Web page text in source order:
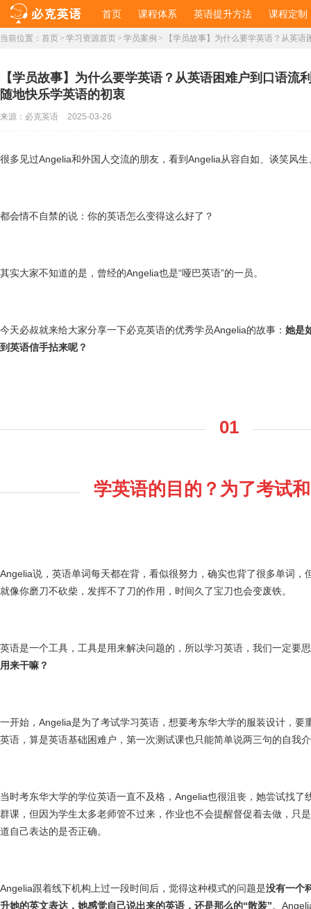
首页 课程体系 英语提升方法 课程定制
当前位置： 首页 > 学习资源首页 > 学员案例 > 【学员故事】为什么要学英语？从英
【学员故事】为什么要学英语？从英语困难户到口语流
随地快乐学英语的初衷
来源： 必克英语 2025-03-26
很多见过Angelia和外国人交流的朋友，看到Angelia从容自如、谈笑风
都会情不自禁的说：你的英语怎么变得这么好了？
其实大家不知道的是，曾经的Angelia也是“哑巴英语”的一员。
今天必叔就来给大家分享一下必克英语的优秀学员Angelia的故事： 她是
到英语信手拈来呢？
01
学英语的目的？为了考试
Angelia说，英语单词每天都在背，看似很努力，确实也背了很多单词，
就像你磨刀不砍柴，发挥不了刀的作用，时间久了宝刀也会变废铁。
英语是一个工具，工具是用来解决问题的，所以学习英语，我们一定要
用来干嘛？
一开始，Angelia是为了考试学习英语，想要考东华大学的服装设计，要
英语，算是英语基础困难户，第一次测试课也只能简单说两三句的自我
当时考东华大学的学位英语一直不及格，Angelia也很沮丧，她尝试找了
群课，但因为学生太多老师管不过来，作业也不会提醒督促着去做，只
道自己表达的是否正确。
Angelia跟着线下机构上过一段时间后，觉得这种模式的问题是没有一个
升她的英文表达，她感觉自己说出来的英语，还是那么的“散装”。